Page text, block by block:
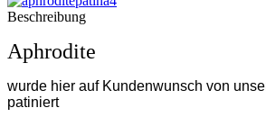
Beschreibung
Aphrodite
wurde hier auf Kundenwunsch von
patiniert